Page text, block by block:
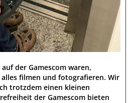
der Gamescom waren,
filmen und fotografieren. Wir
trotzdem einen kleinen
der Gamescom bieten